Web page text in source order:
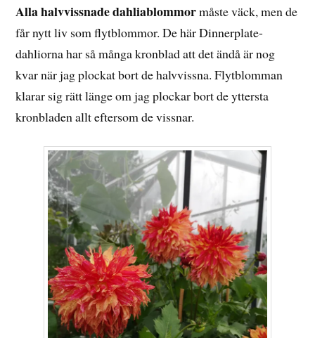
Alla halvvissnade dahliablommormåste väck, men de
får nytt liv som flytblommor. De här Dinnerplate-
dahliorna har så många kronblad att det ändå är nog
kvar när jag plockat bort de halvvissna. Flytblomman
klarar sig rätt länge om jag plockar bort de yttersta
kronbladen allt eftersom de vissnar.